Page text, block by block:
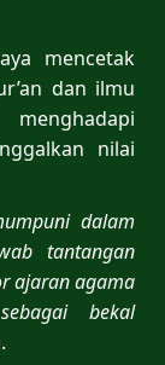
mencetak
dan ilmu
nilai
dalam
tantangan
ajaran agama
bekal